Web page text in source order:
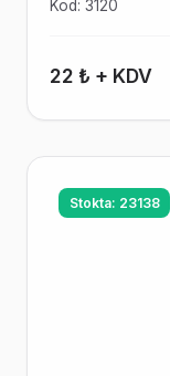
Kod: 3120
22 ₺ + KDV
Stokta: 23138